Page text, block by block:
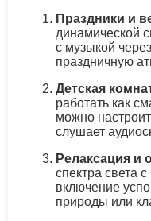
Праздники и
динамической
с музыкой
праздничную
Детская
работать как
можно
слушает
Релаксация и
спектра света
включение
природы или